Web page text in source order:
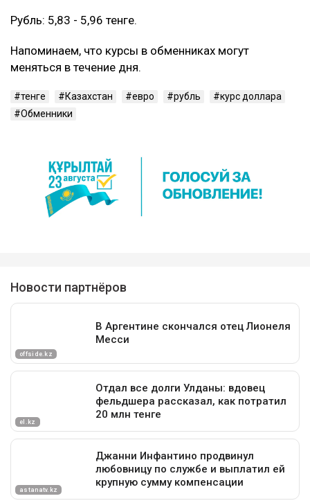
Рубль: 5,83 - 5,96 тенге.
Напоминаем, что курсы в обменниках могут
меняться в течение дня.
тенге Казахстан евро рубль
курс доллара
Обменники